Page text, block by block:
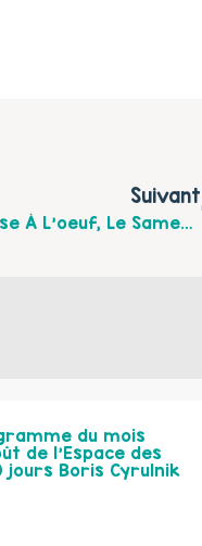
Suivant
Le Centre Social Eclaté Organise Une Chasse À L’oeuf, Le Samedi 8 Avril De 14h À 17h
du mois
de l’Espace des
jours Boris Cyrulnik